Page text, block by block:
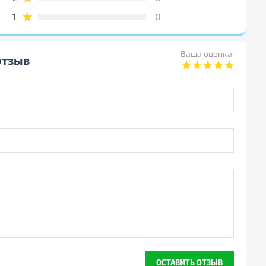
1
0
Ваша оценка:
ОСТАВИТЬ ОТЗЫВ